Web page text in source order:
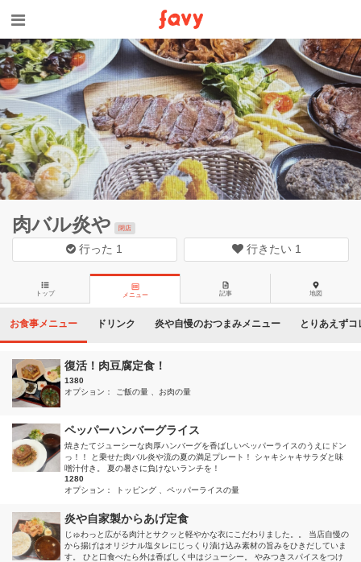
肉バル炎や 閉店
行った 1 行きたい 1
トップ メニュー 記事 地図
お食事メニュー ドリンク 炎や自慢のおつまみメニュー とりあえずコ
復活！肉豆腐定食！
1380
オプション：
ご飯の量 お肉の量
ペッパーハンバーグライス
焼きたてジューシーな肉厚ハンバーグを香ばしいペッパーライスのうえにドン
っ！！ と乗せた肉バル炎や流の夏の満足プレート！ シャキシャキサラダと味
噌汁付き。 夏の暑さに負けないランチを！
1280
オプション：
トッピング ペッパーライスの量
炎や自家製からあげ定食
じゅわっと広がる肉汁とサクッと軽やかな衣にこだわりました。。 当店自慢の
から揚げはオリジナル塩タレにじっくり漬け込み素材の旨みをひきだしていま
す。 ひと口食べたら外は香ばしく中はジューシー。 やみつきスパイスをつけ